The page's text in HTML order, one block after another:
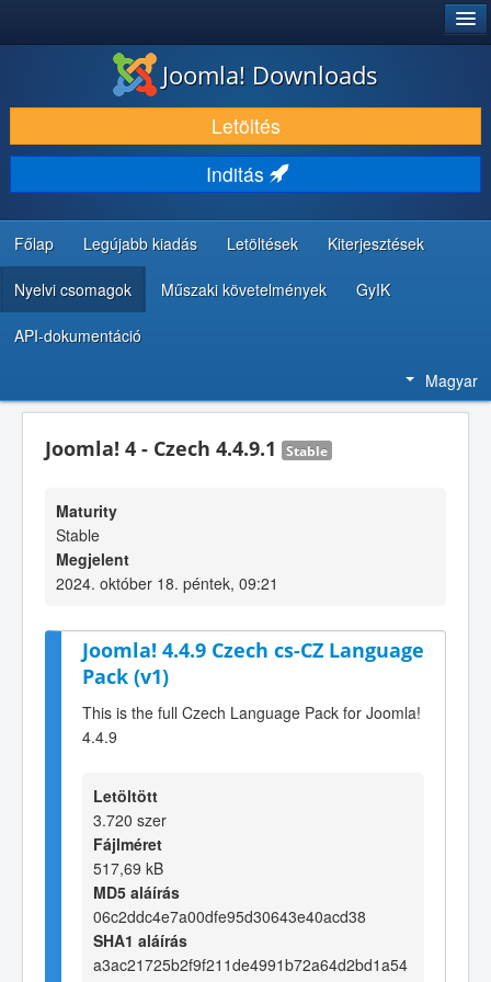
LETÖLTÉS ÉS KITERJESZTÉS
FEDEZZE FEL ÉS TANULJA MEG
KÖZÖSSÉG ÉS TÁMOGATÁS
FEJLESZTŐI ERŐFORRÁSOK
Joomla! Downloads
Letöltés
Inditás
Főlap Legújabb kiadás Letöltések Kiterjesztések
Nyelvi csomagok Műszaki követelmények GyIK
API-dokumentáció
Magyar
Joomla! 4 - Czech 4.4.9.1 Stable
Maturity
Stable
Megjelent
2024. október 18. péntek, 09:21
Joomla! 4.4.9 Czech cs-CZ Language
Pack (v1)
This is the full Czech Language Pack for Joomla!
4.4.9
Letöltött
3.720 szer
Fájlméret
517,69 kB
MD5 aláírás
06c2ddc4e7a00dfe95d30643e40acd38
SHA1 aláírás
a3ac21725b2f9f211de4991b72a64d2bd1a54